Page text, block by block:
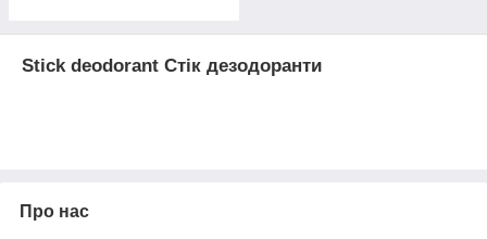
Stick deodorant Стік дезодоранти
Про нас